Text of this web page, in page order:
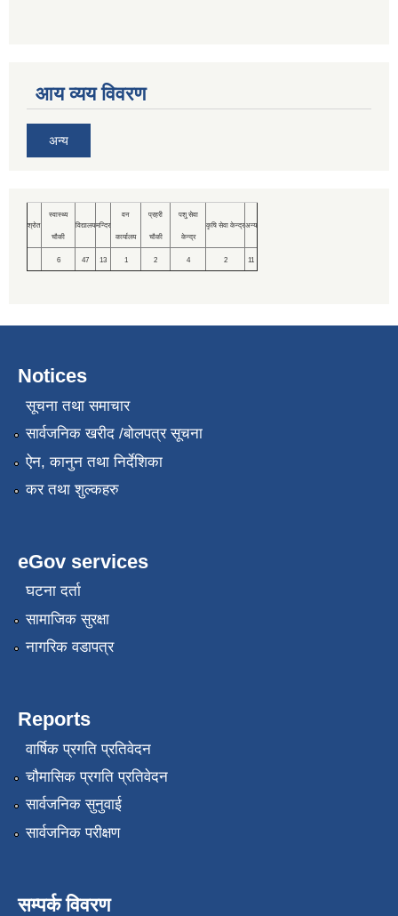
आय व्यय विवरण
अन्य
श्रोत
स्वास्थ्य
चौकी
विद्यालयमन्दिर
वन
कार्यालय
प्रहरी
चौकी
पशु सेवा
केन्द्र
कृषि सेवा केन्द्रअन्य
6 47 13 1 2 4 2 11
Notices
सूचना तथा समाचार
सार्वजनिक खरीद /बोलपत्र सूचना
ऐन, कानुन तथा निर्देशिका
कर तथा शुल्कहरु
eGov services
घटना दर्ता
सामाजिक सुरक्षा
नागरिक वडापत्र
Reports
वार्षिक प्रगति प्रतिवेदन
चौमासिक प्रगति प्रतिवेदन
सार्वजनिक सुनुवाई
सार्वजनिक परीक्षण
सम्पर्क विवरण